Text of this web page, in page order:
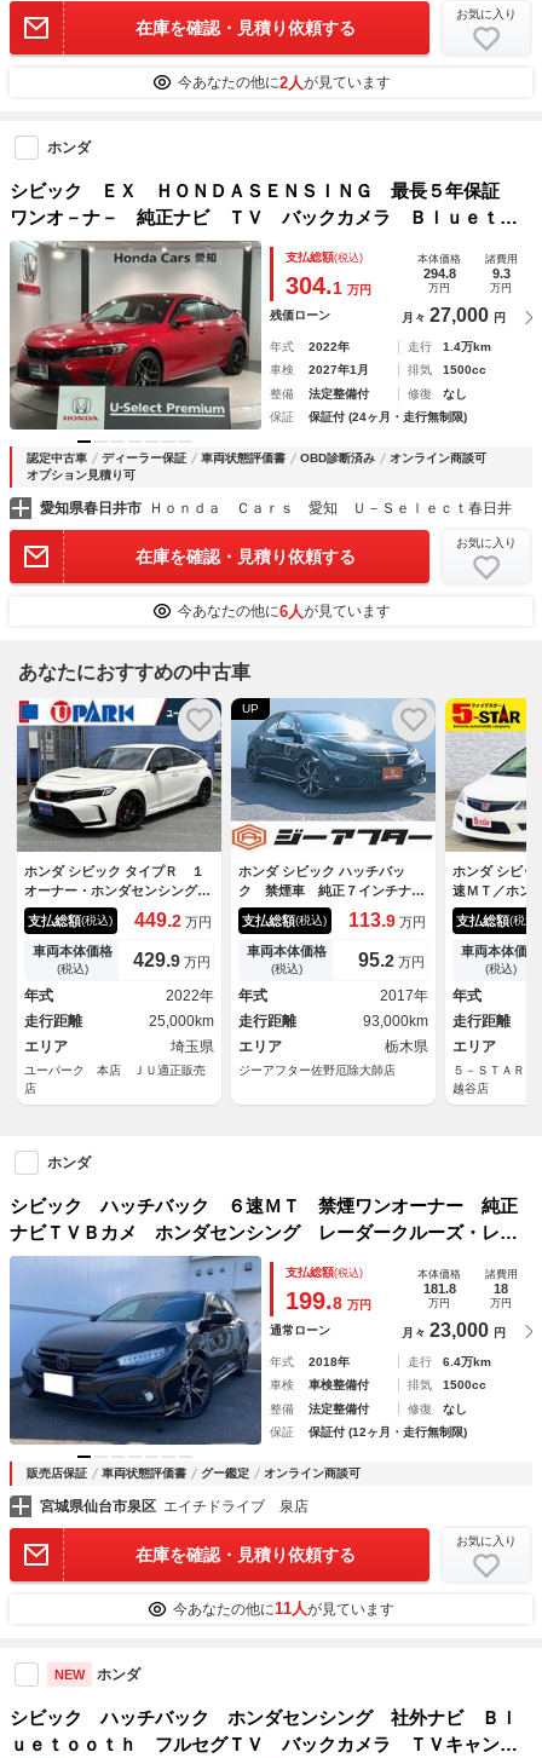
在庫を確認・見積り依頼する
お気に入り
今あなたの他に2人が見ています
ホンダ
シビック ＥＸ ＨＯＮＤＡＳＥＮＳＩＮＧ 最長５年保証
ワンオ－ナ－ 純正ナビ ＴＶ バックカメラ Ｂｌｕｅｔｏ
ｏｔｈ ＥＴＣ ＬＥＤライト 横滑り防止装置 クルーズコ
ントロール アルミホイール スマ－トキ－
支払総額(税込)
304.1 万円
本体価格
294.8
万円
諸費用
9.3
万円
残価ローン 月々 27,000 円
年式 2022年 走行
1.4万km
車検
2027年1月 排気
1500cc
整備
法定整備付 修復
なし
保証
保証付 (24ヶ月・走行無制限)
認定中古車 ディーラー保証 車両状態評価書 OBD診断済み
オンライン商談可
オプション見積り可
愛知県春日井市 Ｈｏｎｄａ Ｃａｒｓ 愛知 Ｕ－Ｓｅｌｅｃｔ春日井
在庫を確認・見積り依頼する
お気に入り
今あなたの他に6人が見ています
あなたにおすすめの中古車
ホンダ シビック タイプＲ １
オーナー・ホンダセンシング・
ホンダコネクトナビ・フルセ
グ・Ｂカメラ・ブレンボキャリ
パー・フルＬＥＤヘッド・純正
１９ＡＷ・タイプＲ専用スポイ
ラー・エアロ・Ｈｏｎｄａ Ｌ
ｏｇＲ・カープレイ・ＥＴＣ
２．０
支払総額(税込) 449.2 万円
車両本体価格
(税込) 429.9 万円
年式
2022年
走行距離
25,000km
エリア
埼玉県
ユーパーク 本店 ＪＵ適正販売
店
UP
ホンダ シビック ハッチバッ
ク 禁煙車 純正７インチナ
ビ バックカメラ ホンダセン
シング クルーズコントロー
ル 純正１８インチＡＷ オー
トライト シートヒーター Ｌ
ＥＤヘッドランプ 電動格納ミ
ラー 革シート ＥＴＣ オー
トライト
支払総額(税込) 113.9 万円
車両本体価格
(税込) 95.2 万円
年式
2017年
走行距離
93,000km
エリア
栃木県
ジーアフター佐野厄除大師店
ホンダ シビ
速ＭＴ／ホン
ロ／Ｊ‘ｓ Ｒ
ー／ＴＥＩＮ
Ｎ Ｒａｃｉ
イプＲ専用シ
ＥＴＣ／カロ
バックカメラ
支払総額(税込)
車両本体価格
(税込)
年式
走行距離
エリア
５－ＳＴＡＲ（
越谷店
ホンダ
シビック ハッチバック ６速ＭＴ 禁煙ワンオーナー 純正
ナビＴＶＢカメ ホンダセンシング レーダークルーズ・レー
ンキープ ＬＥＤオートライト シートヒーター サイドエア
バック ＥＴＣ ＵＳＢ Ｂｌｕｅｔｏｏｔｈ スマートキー
支払総額(税込)
199.8 万円
本体価格
181.8
万円
諸費用
18
万円
通常ローン 月々 23,000 円
年式 2018年 走行
6.4万km
車検
車検整備付 排気
1500cc
整備
法定整備付 修復
なし
保証
保証付 (12ヶ月・走行無制限)
販売店保証 車両状態評価書 グー鑑定 オンライン商談可
宮城県仙台市泉区 エイチドライブ 泉店
在庫を確認・見積り依頼する
お気に入り
今あなたの他に11人が見ています
NEW ホンダ
シビック ハッチバック ホンダセンシング 社外ナビ Ｂｌ
ｕｅｔｏｏｔｈ フルセグＴＶ バックカメラ ＴＶキャンセ